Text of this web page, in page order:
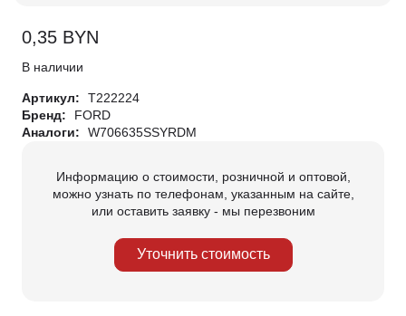
0,35 BYN
В наличии
Артикул:
T222224
Бренд:
FORD
Аналоги:
W706635SSYRDM
Информацию о стоимости, розничной и оптовой,
можно узнать по телефонам, указанным на сайте,
или оставить заявку - мы перезвоним
Уточнить стоимость